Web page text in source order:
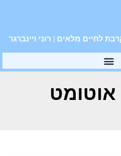
לחיים מלאים | רוני ויינברגר
אוטומט